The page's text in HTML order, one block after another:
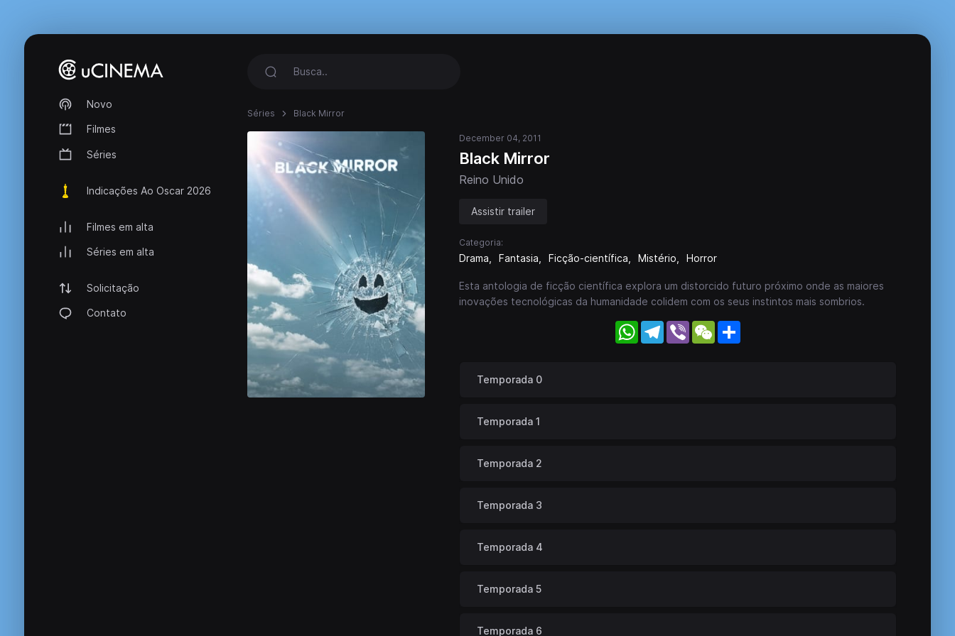
Novo
Filmes
Séries
Indicações Ao Oscar 2026
Filmes em alta
Séries em alta
Solicitação
Contato
Séries Black Mirror
December 04, 2011
Black Mirror
Reino Unido
Assistir trailer
Categoria:
Drama Fantasia Ficção-científica Mistério Horror
Esta antologia de ficção científica explora um distorcido futuro próximo onde as maiores
inovações tecnológicas da humanidade colidem com os seus instintos mais sombrios.
WhatsApp
Telegram
Viber WeChat
Temporada 0
Temporada 1
Temporada 2
Temporada 3
Temporada 4
Temporada 5
Temporada 6